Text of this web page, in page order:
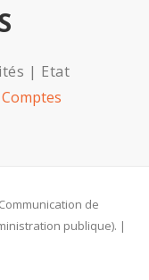
Etat
de
publique). |